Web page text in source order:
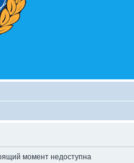
момент недоступна